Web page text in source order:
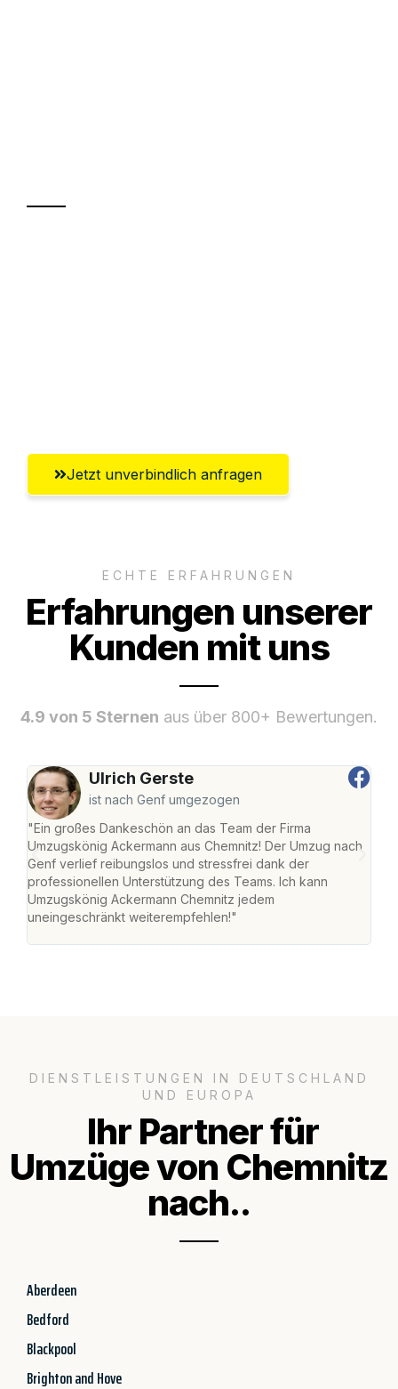
Jetzt unverbindlich anfragen
ECHTE ERFAHRUNGEN
Erfahrungen unserer
Kunden mit uns
4.9 von 5 Sternen aus über 800+ Bewertungen.
Ulrich Gerste
ist nach Genf umgezogen
"Ein großes Dankeschön an das Team der Firma
Umzugskönig Ackermann aus Chemnitz! Der Umzug nach
Genf verlief reibungslos und stressfrei dank der
professionellen Unterstützung des Teams. Ich kann
Umzugskönig Ackermann Chemnitz jedem
uneingeschränkt weiterempfehlen!"
DIENSTLEISTUNGEN IN DEUTSCHLAND
UND EUROPA
Ihr Partner für
Umzüge von Chemnitz
nach..
Aberdeen
Bedford
Blackpool
Brighton and Hove